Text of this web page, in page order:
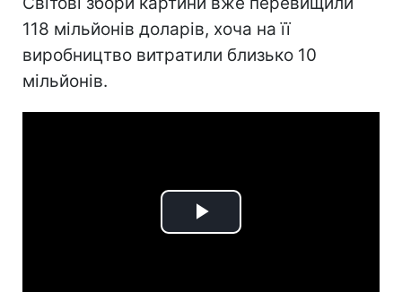
118 мільйонів доларів, хоча на її
виробництво витратили близько 10
мільйонів.
Play